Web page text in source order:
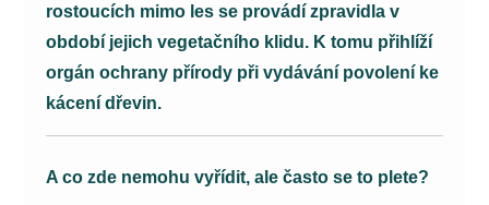
rostoucích mimo les se provádí zpravidla v
období jejich vegetačního klidu. K tomu přihlíží
orgán ochrany přírody při vydávání povolení ke
kácení dřevin.
A co zde nemohu vyřídit, ale často se to plete?